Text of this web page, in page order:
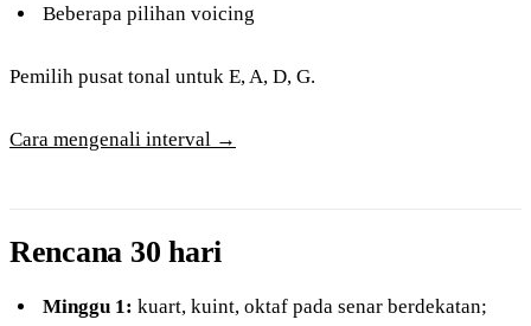
Beberapa pilihan voicing
Pemilih pusat tonal untuk E, A, D, G.
Cara mengenali interval →
Rencana 30 hari
Minggu 1: kuart, kuint, oktaf pada senar berdekatan;